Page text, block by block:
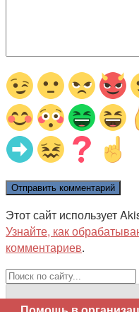
Этот сайт использует
Узнайте, как
комментариев.
Поиск: